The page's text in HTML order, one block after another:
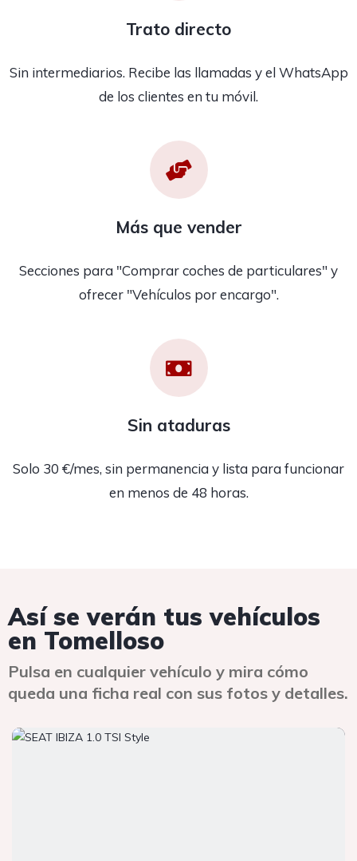
Trato directo
Sin intermediarios. Recibe las llamadas y el WhatsApp
de los clientes en tu móvil.
Más que vender
Secciones para "Comprar coches de particulares" y
ofrecer "Vehículos por encargo".
Sin ataduras
Solo 30 €/mes, sin permanencia y lista para funcionar
en menos de 48 horas.
Así se verán tus vehículos
en Tomelloso
Pulsa en cualquier vehículo y mira cómo
queda una ficha real con sus fotos y detalles.